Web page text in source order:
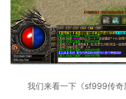
我们来看一下《sf999传